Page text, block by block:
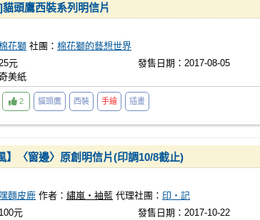
頭鷹西裝系列明信片
花獅 社團： 棉花獅的藝想世界
元
發售日期：2017-08-05
美紙
2 貓頭鷹 西裝 手繪 插畫
】〈窗邊〉原創明信片(印調10/8截止)
嘿麵皮鹿 作者： 繡嵐‧袖藍 代理社團： 印‧記
元
發售日期：2017-10-22